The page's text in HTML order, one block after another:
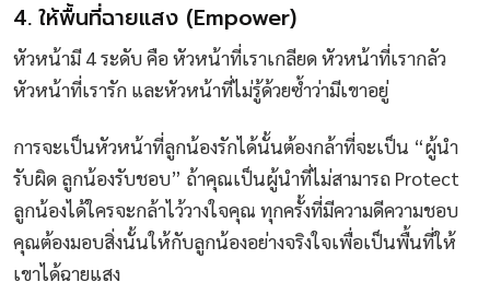
4. ให้พื้นที่ฉายแสง (Empower)
หัวหน้ามี 4 ระดับ คือ หัวหน้าที่เราเกลียด หัวหน้าที่เรากลัว
หัวหน้าที่เรารัก และหัวหน้าที่ไม่รู้ด้วยซ้ำว่ามีเขาอยู่
การจะเป็นหัวหน้าที่ลูกน้องรักได้นั้นต้องกล้าที่จะเป็น “ผู้นำ
รับผิด ลูกน้องรับชอบ” ถ้าคุณเป็นผู้นำที่ไม่สามารถ Protect
ลูกน้องได้ใครจะกล้าไว้วางใจคุณ ทุกครั้งที่มีความดีความชอบ
คุณต้องมอบสิ่งนั้นให้กับลูกน้องอย่างจริงใจเพื่อเป็นพื้นที่ให้
เขาได้ฉายแสง